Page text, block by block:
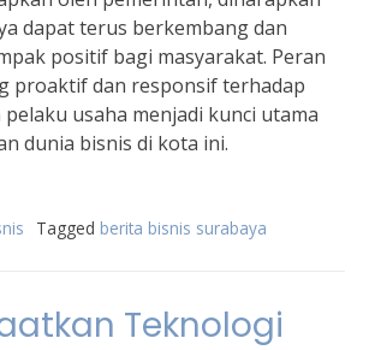
dapat terus berkembang dan
positif bagi masyarakat. Peran
proaktif dan responsif terhadap
usaha menjadi kunci utama
dunia bisnis di kota ini.
Tagged berita bisnis surabaya
Teknologi